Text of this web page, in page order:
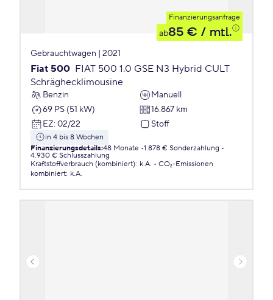
Finanzierungsanfrage
ab85 € / mtl.
Gebrauchtwagen | 2021
Fiat 500 FIAT 500 1.0 GSE N3 Hybrid CULT
Schräghecklimousine
Benzin
Manuell
69 PS (51 kW)
16.867 km
EZ: 02/22 Stoff
in 4 bis 8 Wochen
Finanzierungsdetails:48 Monate 1.878 € Sonderzahlung
4.930 € Schlusszahlung
Kraftstoffverbrauch (kombiniert): k.A.
CO₂-Emissionen
kombiniert: k.A.